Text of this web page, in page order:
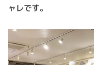
ャレです。